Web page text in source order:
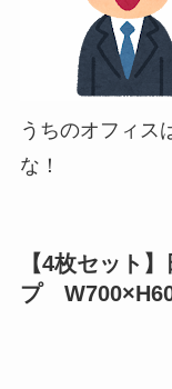
うちのオフィス
な！
【4枚セット
プ